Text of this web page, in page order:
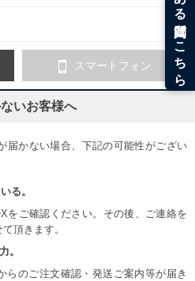
スマートフォン
いお客様へ
届かない場合、下記の可能性がござい
る。
をご確認ください。その後、ご連絡を
頂きます。
。
らのご注文確認・発送ご案内等が届き